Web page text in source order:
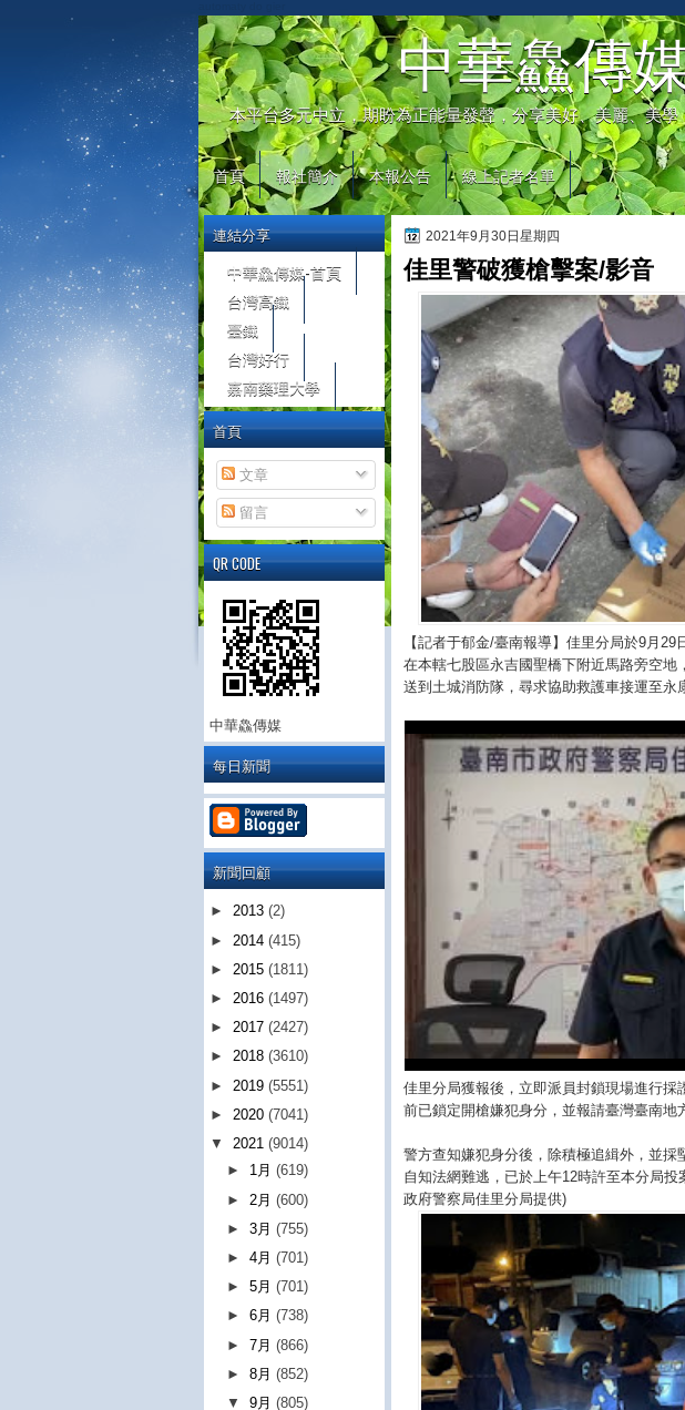
中華鱻傳
本平台多元中立，期盼為正能量發聲，分享美好、美麗、美
首頁 報社簡介 本報公告 線上記者名單
2021年9月30日星期四
佳里警破獲槍擊案/影音
【記者于郁金/臺南報導】佳里分局於9月
在本轄七股區永吉國聖橋下附近馬路旁空
送到土城消防隊，尋求協助救護車接運至永
佳里分局獲報後，立即派員封鎖現場進行
前已鎖定開槍嫌犯身分，並報請臺灣臺南地
警方查知嫌犯身分後，除積極追緝外，並
自知法網難逃，已於上午12時許至本分局
政府警察局佳里分局提供)
連結分享
中華鱻傳媒-首頁
台灣高鐵
臺鐵
台灣好行
嘉南藥理大學
首頁
文章
留言
QR CODE
中華鱻傳媒
每日新聞
新聞回顧
► 2013 (2)
► 2014 (415)
► 2015 (1811)
► 2016 (1497)
► 2017 (2427)
► 2018 (3610)
► 2019 (5551)
► 2020 (7041)
▼ 2021 (9014)
► 1月(619)
► 2月(600)
►3月(755)
►4月(701)
►5月(701)
►6月(738)
►7月(866)
►8月(852)
▼9月(805)